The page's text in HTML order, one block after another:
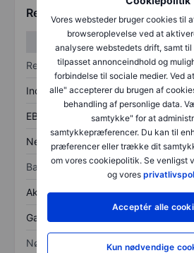
Vores websteder bruger cookies til
browseroplevelse ved at
analysere webstedets drift, samt
tilpasset annonceindhold og
forbindelse til sociale medier. Ved
alle" accepterer du brugen af
behandling af personlige data.
samtykke" for at
samtykkepræferencer. Du kan til
præferencer eller trække dit
om vores cookiepolitik. Se venligst
og vores
Acceptér alle
Kun nødvendige
Regnskabstal
Resultatopgørelse
Indtægter
EBITDA
Nettoresultat
Balance
Aktiver i alt
Gæld
Nøgletal